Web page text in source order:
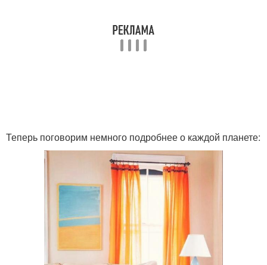
Теперь поговорим немного подробнее о каждой планете: